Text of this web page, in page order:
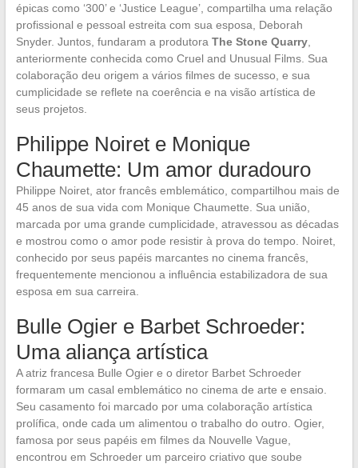
épicas como ‘300’ e ‘Justice League’, compartilha uma relação
profissional e pessoal estreita com sua esposa, Deborah
Snyder. Juntos, fundaram a produtora The Stone Quarry,
anteriormente conhecida como Cruel and Unusual Films. Sua
colaboração deu origem a vários filmes de sucesso, e sua
cumplicidade se reflete na coerência e na visão artística de
seus projetos.
Philippe Noiret e Monique
Chaumette: Um amor duradouro
Philippe Noiret, ator francês emblemático, compartilhou mais de
45 anos de sua vida com Monique Chaumette. Sua união,
marcada por uma grande cumplicidade, atravessou as décadas
e mostrou como o amor pode resistir à prova do tempo. Noiret,
conhecido por seus papéis marcantes no cinema francês,
frequentemente mencionou a influência estabilizadora de sua
esposa em sua carreira.
Bulle Ogier e Barbet Schroeder:
Uma aliança artística
A atriz francesa Bulle Ogier e o diretor Barbet Schroeder
formaram um casal emblemático no cinema de arte e ensaio.
Seu casamento foi marcado por uma colaboração artística
prolífica, onde cada um alimentou o trabalho do outro. Ogier,
famosa por seus papéis em filmes da Nouvelle Vague,
encontrou em Schroeder um parceiro criativo que soube